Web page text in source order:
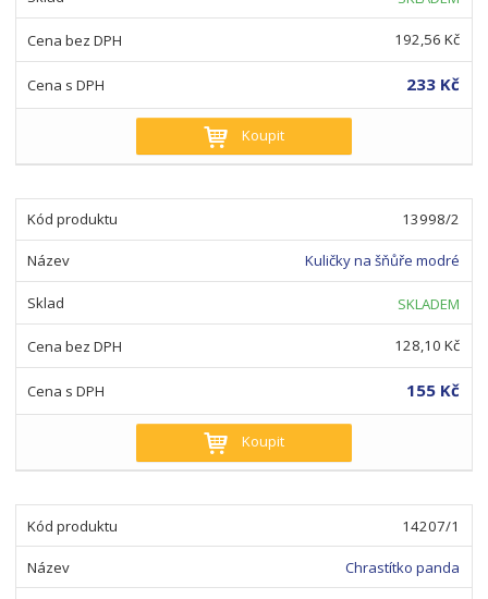
192,56 Kč
233 Kč
Koupit
13998/2
Kuličky na šňůře modré
SKLADEM
128,10 Kč
155 Kč
Koupit
14207/1
Chrastítko panda